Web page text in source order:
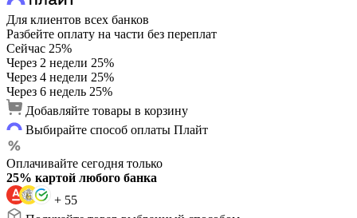
Для клиентов всех банков
Разбейте оплату на части без переплат
Сейчас 25%
Через 2 недели 25%
Через 4 недели 25%
Через 6 недель 25%
Добавляйте товары в корзину
Выбирайте способ оплаты Плайт
Оплачивайте сегодня только
25% картой любого банка
+ 55